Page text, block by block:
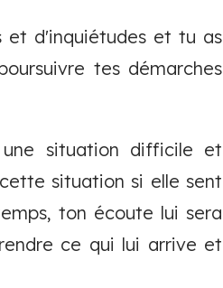
et d'inquiétudes et tu as
tes démarches
situation difficile et
situation si elle sent
ton écoute lui sera
ce qui lui arrive et